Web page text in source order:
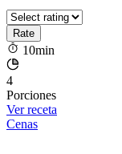
10min
4
Porciones
Ver receta
Cenas